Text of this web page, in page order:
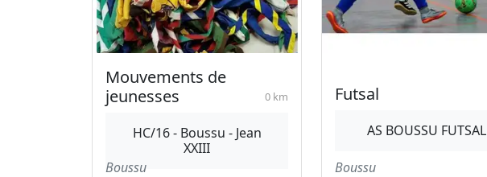
Mouvements de
jeunesses
0 km
HC/16 - Boussu - Jean
XXIII
Boussu
Futsal
AS BOUSSU FUTSAL
Boussu